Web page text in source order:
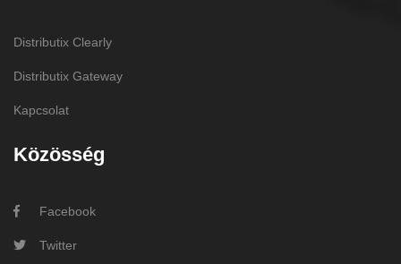
Distributix Clearly
Distributix Gateway
Kapcsolat
Közösség
Facebook
Twitter